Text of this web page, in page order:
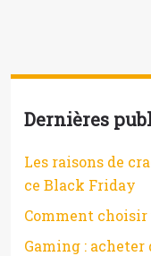
Dernières
Les raisons de
ce Black Friday
Comment choisir
Gaming : acheter